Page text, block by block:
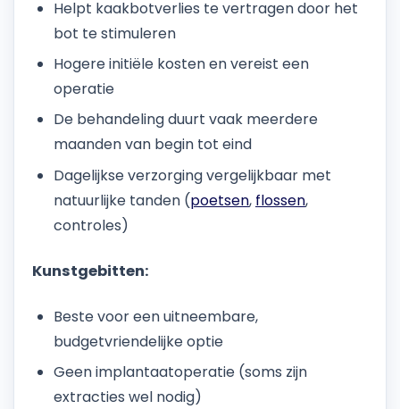
Helpt kaakbotverlies te vertragen door het
bot te stimuleren
Hogere initiële kosten en vereist een
operatie
De behandeling duurt vaak meerdere
maanden van begin tot eind
Dagelijkse verzorging vergelijkbaar met
natuurlijke tanden (poetsen, flossen,
controles)
Kunstgebitten:
Beste voor een uitneembare,
budgetvriendelijke optie
Geen implantaatoperatie (soms zijn
extracties wel nodig)